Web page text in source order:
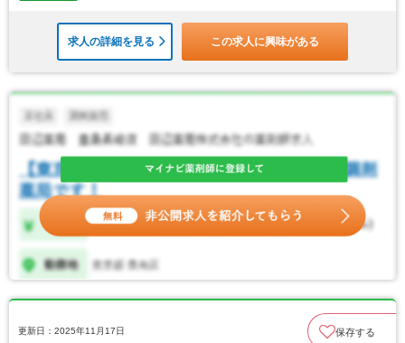
求人の詳細を見る この求人に興味がある
更新日：2025年11月17日 保存する